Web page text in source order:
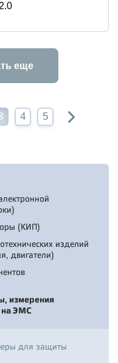
еще
4 5
(КИП)
изделий
двигатели)
измерения
на ЭМС
для защиты